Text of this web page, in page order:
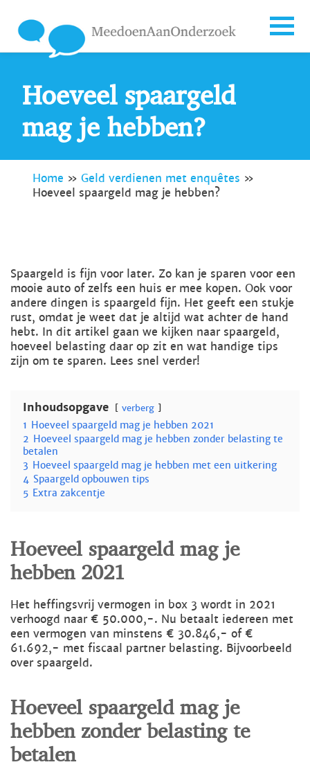
Hoeveel spaargeld
mag je hebben?
Home » Geld verdienen met enquêtes »
Hoeveel spaargeld mag je hebben?
Spaargeld is fijn voor later. Zo kan je sparen voor een
mooie auto of zelfs een huis er mee kopen. Ook voor
andere dingen is spaargeld fijn. Het geeft een stukje
rust, omdat je weet dat je altijd wat achter de hand
hebt. In dit artikel gaan we kijken naar spaargeld,
hoeveel belasting daar op zit en wat handige tips
zijn om te sparen. Lees snel verder!
Inhoudsopgave verberg
1 Hoeveel spaargeld mag je hebben 2021
2 Hoeveel spaargeld mag je hebben zonder belasting te
betalen
3 Hoeveel spaargeld mag je hebben met een uitkering
4 Spaargeld opbouwen tips
5 Extra zakcentje
Hoeveel spaargeld mag je
hebben 2021
Het heffingsvrij vermogen in box 3 wordt in 2021
verhoogd naar € 50.000,-. Nu betaalt iedereen met
een vermogen van minstens € 30.846,- of €
61.692,- met fiscaal partner belasting. Bijvoorbeeld
over spaargeld.
Hoeveel spaargeld mag je
hebben zonder belasting te
betalen